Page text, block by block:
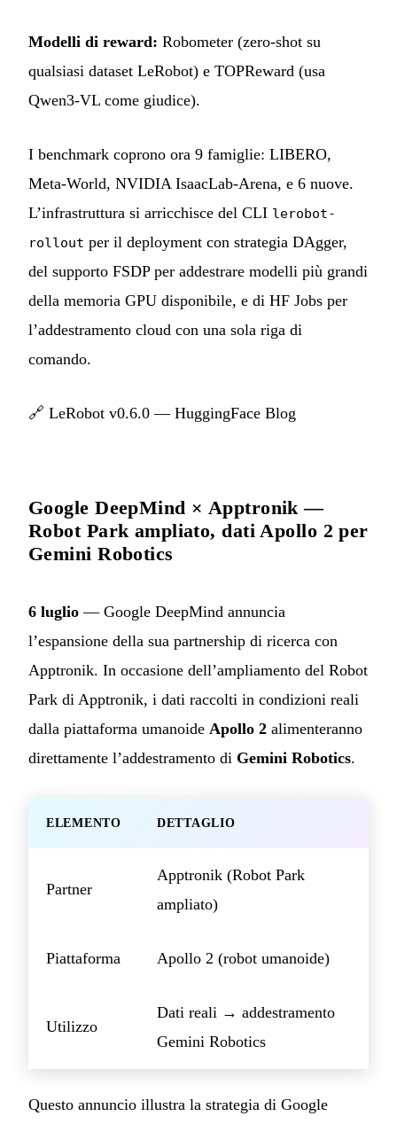
Modelli di reward: Robometer (zero-shot su
qualsiasi dataset LeRobot) e TOPReward (usa
Qwen3-VL come giudice).
I benchmark coprono ora 9 famiglie: LIBERO,
Meta-World, NVIDIA IsaacLab-Arena, e 6 nuove.
L’infrastruttura si arricchisce del CLI lerobot-
rollout per il deployment con strategia DAgger,
del supporto FSDP per addestrare modelli più grandi
della memoria GPU disponibile, e di HF Jobs per
l’addestramento cloud con una sola riga di
comando.
🔗 LeRobot v0.6.0 — HuggingFace Blog
Google DeepMind × Apptronik —
Robot Park ampliato, dati Apollo 2 per
Gemini Robotics
6 luglio — Google DeepMind annuncia
l’espansione della sua partnership di ricerca con
Apptronik. In occasione dell’ampliamento del Robot
Park di Apptronik, i dati raccolti in condizioni reali
dalla piattaforma umanoide Apollo 2 alimenteranno
direttamente l’addestramento di Gemini Robotics.
ELEMENTO DETTAGLIO
Partner
Apptronik (Robot Park
ampliato)
Piattaforma Apollo 2 (robot umanoide)
Utilizzo
Dati reali → addestramento
Gemini Robotics
Questo annuncio illustra la strategia di Google